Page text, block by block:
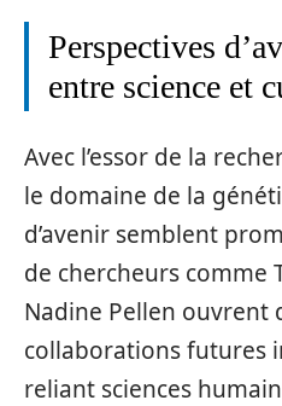
Perspectives
entre science et
Avec l’essor de la
le domaine de la
d’avenir semblent
de chercheurs comme
Nadine Pellen ouvrent
collaborations futures
reliant sciences